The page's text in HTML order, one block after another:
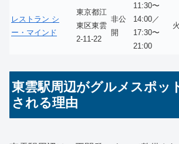
レストラン シ
ー・マインド
東京都江
東区東雲
2-11-22
非公
開
11:30〜
14:00／
17:30〜
21:00
東雲駅周辺がグルメスポッ
される理由